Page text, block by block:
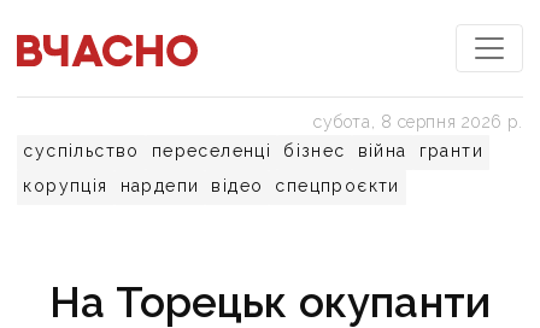
суспільство переселенці бізнес війна
гранти
корупція
нардепи відео спецпроєкти
субота, 8 серпня 2026 р.
На Торецьк окупанти